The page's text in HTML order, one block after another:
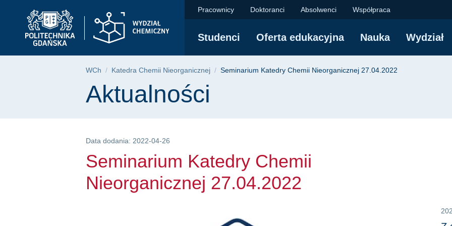
głównego
wyszukiwarki
Seminarium Katedry Chemii
Pracownicy Doktoranci Absolwenci Współpraca
Studenci Oferta edukacyjna Nauka Wydział
Ścieżka nawigacyjna
WCh Katedra Chemii Nieorganicznej Seminarium Katedry Chemii Nieorganicznej 27.04.2022
Treść strony
Aktualności
Data dodania: 2022-04-26
Seminarium Katedry Chemii
Nieorganicznej 27.04.2022